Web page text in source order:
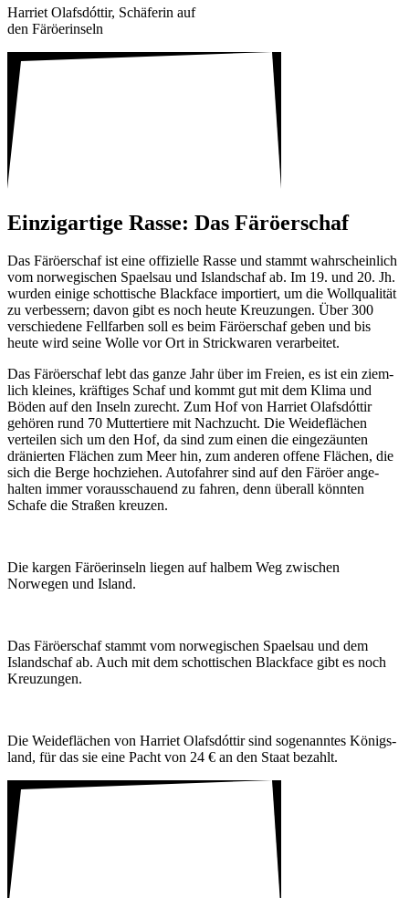
Harriet Olaf­sdóttir, Schä­ferin auf
den Färö­er­in­seln
Einzig­ar­tige Rasse: Das Färö­er­schaf
Das Färö­er­schaf ist eine offi­zi­elle Rasse und stammt wahr­schein­lich
vom norwe­gi­schen Spaelsau und Island­schaf ab. Im 19. und 20. Jh.
wurden einige schot­ti­sche Black­face impor­tiert, um die Woll­qua­lität
zu verbes­sern; davon gibt es noch heute Kreu­zungen. Über 300
verschie­dene Fell­farben soll es beim Färö­er­schaf geben und bis
heute wird seine Wolle vor Ort in Strick­waren verar­beitet.
Das Färö­er­schaf lebt das ganze Jahr über im Freien, es ist ein ziem­
lich kleines, kräf­tiges Schaf und kommt gut mit dem Klima und
Böden auf den Inseln zurecht. Zum Hof von Harriet Olaf­sdóttir
gehören rund 70 Mutter­tiere mit Nach­zucht. Die Weide­flä­chen
verteilen sich um den Hof, da sind zum einen die einge­zäunten
dränierten Flächen zum Meer hin, zum anderen offene Flächen, die
sich die Berge hoch­ziehen. Auto­fahrer sind auf den Färöer ange­
halten immer voraus­schauend zu fahren, denn überall könnten
Schafe die Straßen kreuzen.
Die kargen Färö­er­in­seln liegen auf halbem Weg zwischen
Norwegen und Island.
Das Färö­er­schaf stammt vom norwe­gi­schen Spaelsau und dem
Island­schaf ab. Auch mit dem schot­ti­schen Black­face gibt es noch
Kreu­zungen.
Die Weide­flä­chen von Harriet Olaf­sdóttir sind soge­nanntes Königs­
land, für das sie eine Pacht von 24 € an den Staat bezahlt.